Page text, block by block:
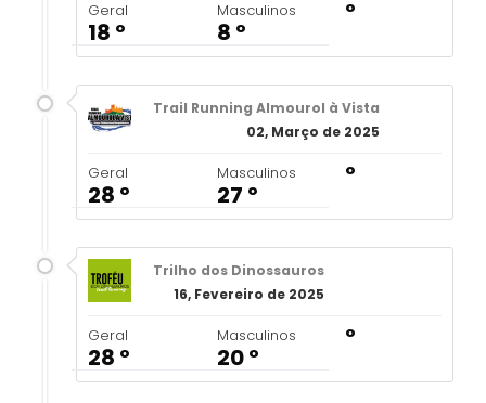
Geral
18 º
Masculinos
8 º
º
Trail Running Almourol à Vista
02, Março de 2025
Geral
28 º
Masculinos
27 º
º
Trilho dos Dinossauros
16, Fevereiro de 2025
Geral
28 º
Masculinos
20 º
º